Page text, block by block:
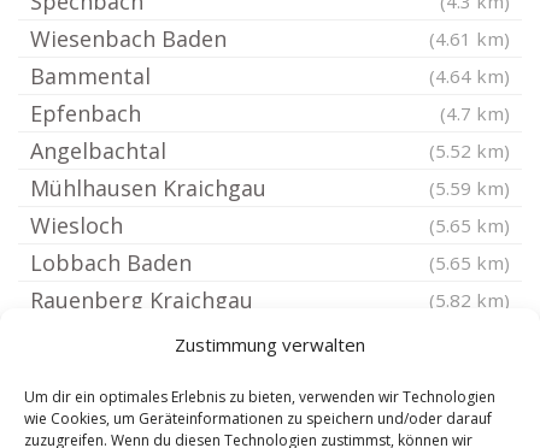
Zustimmung verwalten
Um dir ein optimales Erlebnis zu bieten, verwenden wir Technologien
wie Cookies, um Geräteinformationen zu speichern und/oder darauf
zuzugreifen. Wenn du diesen Technologien zustimmst, können wir
Wiesenbach Baden (4.61 km)
Bammental (4.64 km)
Epfenbach (4.7 km)
Angelbachtal (5.52 km)
Mühlhausen Kraichgau (5.59 km)
Wiesloch (5.65 km)
Lobbach Baden (5.65 km)
Rauenberg Kraichgau (5.82 km)
Gaiberg Baden
Nußloch (6.2 km)